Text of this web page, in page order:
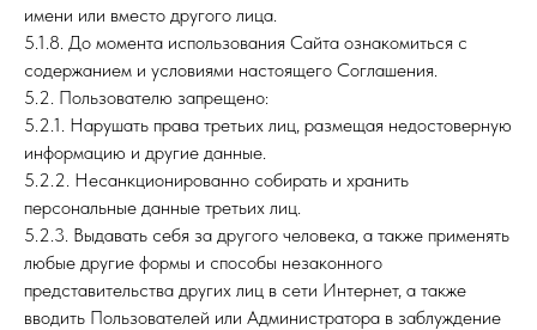
имени или вместо другого лица.
5.1.8. До момента использования Сайта ознакомиться с
содержанием и условиями настоящего Соглашения.
5.2. Пользователю запрещено:
5.2.1. Нарушать права третьих лиц, размещая недостоверную
информацию и другие данные.
5.2.2. Несанкционированно собирать и хранить
персональные данные третьих лиц.
5.2.3. Выдавать себя за другого человека, а также применять
любые другие формы и способы незаконного
представительства других лиц в сети Интернет, а также
вводить Пользователей или Администратора в заблуждение